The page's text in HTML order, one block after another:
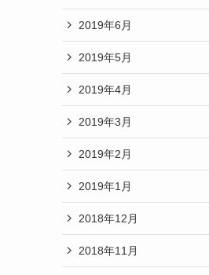
2019年6月
2019年5月
2019年4月
2019年3月
2019年2月
2019年1月
2018年12月
2018年11月